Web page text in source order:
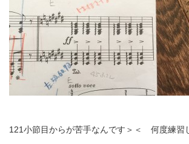
121小節目からが苦手なんです＞＜ 何度練習